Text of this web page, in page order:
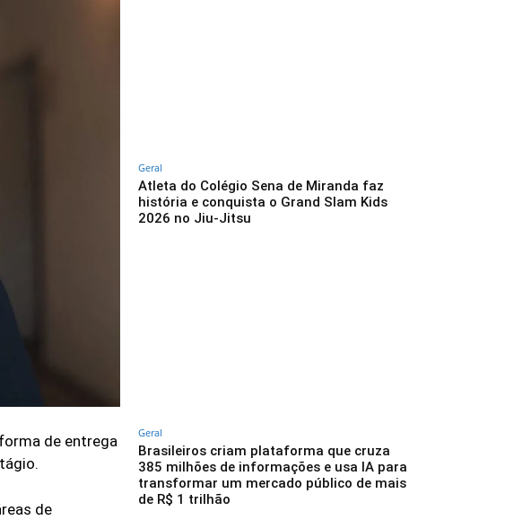
de entrega
de
Geral
Atleta do Colégio Sena de Miranda faz
história e conquista o Grand Slam Kids
2026 no Jiu-Jitsu
Geral
Brasileiros criam plataforma que cruza
385 milhões de informações e usa IA para
transformar um mercado público de mais
de R$ 1 trilhão